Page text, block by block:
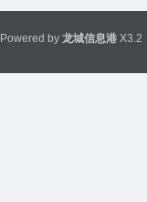
Powered by 龙城信息港 X3.2